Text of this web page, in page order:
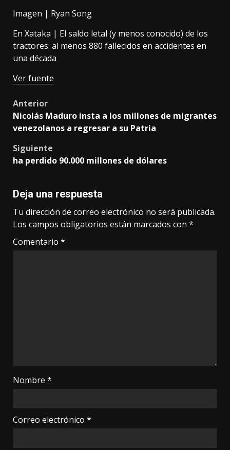
Imagen | Ryan Song
En Xataka | El saldo letal (y menos conocido) de los
tractores: al menos 880 fallecidos en accidentes en
una década
Ver fuente
Post
navigation
Anterior
Nicolás Maduro insta a los millones de migrantes
venezolanos a regresar a su Patria
Siguiente
ha perdido 90.000 millones de dólares
Deja una respuesta
Tu dirección de correo electrónico no será publicada.
Los campos obligatorios están marcados con *
Comentario *
Nombre *
Correo electrónico *